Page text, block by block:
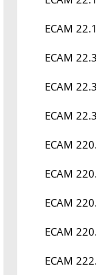
ECAM
ECAM
ECAM
ECAM
ECAM
ECAM
ECAM
ECAM
ECAM